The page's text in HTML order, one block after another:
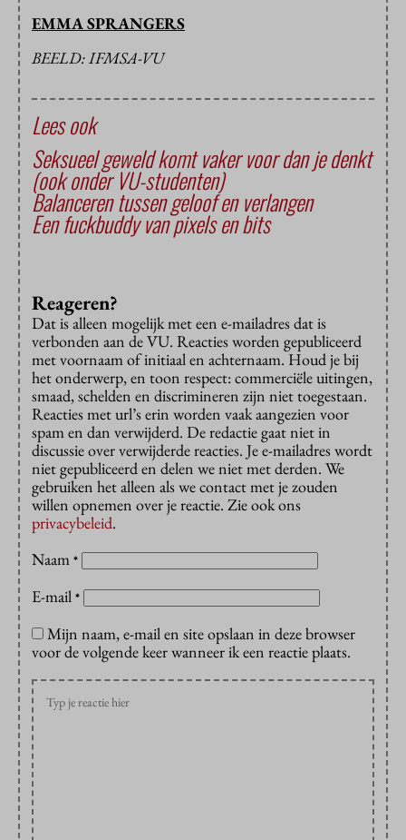
EMMA SPRANGERS
BEELD: IFMSA-VU
Lees ook
Seksueel geweld komt vaker voor dan je denkt
(ook onder VU-studenten)
Balanceren tussen geloof en verlangen
Een fuckbuddy van pixels en bits
Reageren?
Dat is alleen mogelijk met een e-mailadres dat is
verbonden aan de VU. Reacties worden gepubliceerd
met voornaam of initiaal en achternaam. Houd je bij
het onderwerp, en toon respect: commerciële uitingen,
smaad, schelden en discrimineren zijn niet toegestaan.
Reacties met url’s erin worden vaak aangezien voor
spam en dan verwijderd. De redactie gaat niet in
discussie over verwijderde reacties. Je e-mailadres wordt
niet gepubliceerd en delen we niet met derden. We
gebruiken het alleen als we contact met je zouden
willen opnemen over je reactie. Zie ook ons
privacybeleid.
Naam *
E-mail *
Mijn naam, e-mail en site opslaan in deze browser
voor de volgende keer wanneer ik een reactie plaats.